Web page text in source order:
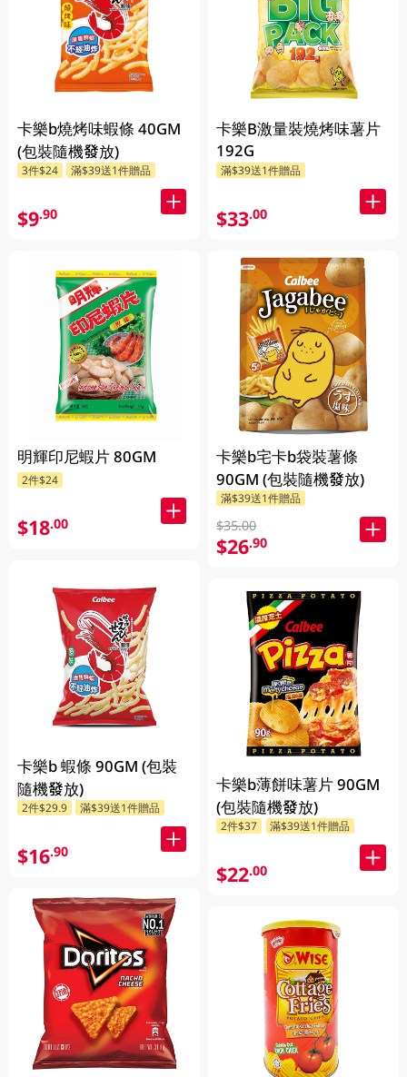
卡樂b燒烤味蝦條 40GM
(包裝隨機發放)
3件$24 滿$39送1件贈品
$9.90
明輝印尼蝦片 80GM
2件$24
$18.00
卡樂b 蝦條 90GM (包裝
隨機發放)
2件$29.9 滿$39送1件贈品
$16.90
卡樂B激量裝燒烤味薯片
192G
滿$39送1件贈品
$33.00
卡樂b宅卡b袋裝薯條
90GM (包裝隨機發放)
滿$39送1件贈品
$35.00
$26.90
卡樂b薄餅味薯片 90GM
(包裝隨機發放)
2件$37 滿$39送1件贈品
$22.00